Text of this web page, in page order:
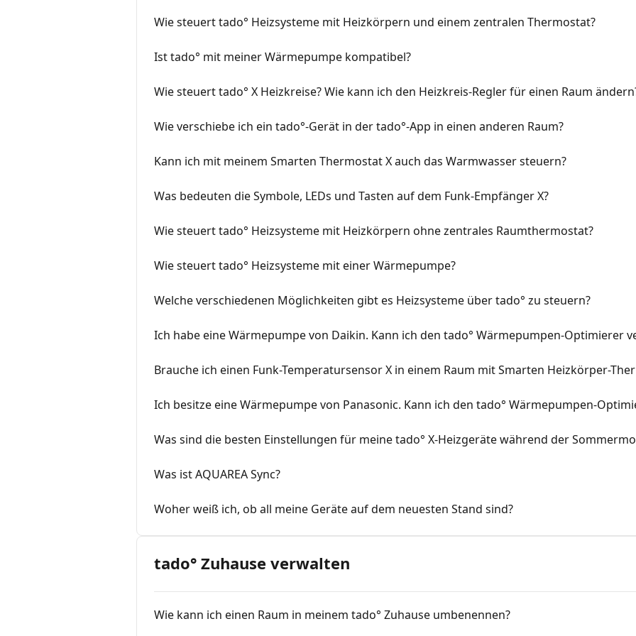
Wie steuert tado° Heizsysteme mit Heizkörpern und einem zentralen Thermostat?
Ist tado° mit meiner Wärmepumpe kompatibel?
Wie steuert tado° X Heizkreise? Wie kann ich den Heizkreis-Regler für einen Raum
Wie verschiebe ich ein tado°-Gerät in der tado°-App in einen anderen Raum?
Kann ich mit meinem Smarten Thermostat X auch das Warmwasser steuern?
Was bedeuten die Symbole, LEDs und Tasten auf dem Funk-Empfänger X?
Wie steuert tado° Heizsysteme mit Heizkörpern ohne zentrales Raumthermostat?
Wie steuert tado° Heizsysteme mit einer Wärmepumpe?
Welche verschiedenen Möglichkeiten gibt es Heizsysteme über tado° zu steuern?
Ich habe eine Wärmepumpe von Daikin. Kann ich den tado° Wärmepumpen-Optimierer
Brauche ich einen Funk-Temperatursensor X in einem Raum mit Smarten Heizkörper-
Ich besitze eine Wärmepumpe von Panasonic. Kann ich den tado° Wärmepumpen-
Was sind die besten Einstellungen für meine tado° X-Heizgeräte während der
Was ist AQUAREA Sync?
Woher weiß ich, ob all meine Geräte auf dem neuesten Stand sind?
tado° Zuhause verwalten
Wie kann ich einen Raum in meinem tado° Zuhause umbenennen?